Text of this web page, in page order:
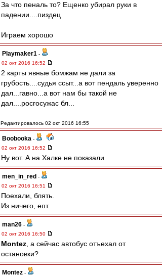
За что пеналь то? Ещенко убирал руки в
падении....пиздец
Играем хорошо
Playmaker1 -
02 окт 2016 16:52
2 карты явные бомжам не дали за
грубость....судья ссыт...а вот пендаль уверенно
дал...гавно...а вот нам бы такой не
дал....росгосужас бл...
Редактировалось 02 окт 2016 16:55
Boobooka -
02 окт 2016 16:52
Ну вот. А на Халке не показали
men_in_red -
02 окт 2016 16:51
Поехали, блять.
Из ничего, епт.
man26 -
02 окт 2016 16:50
Montez , а сейчас автобус отъехал от
остановки?
Montez -